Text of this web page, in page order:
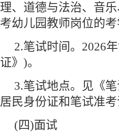
理、道德与法治、音
考幼儿园教师岗位的考
2.笔试时间。2026
证》)。
3.笔试地点。见《
居民身份证和笔试准
(四)面试